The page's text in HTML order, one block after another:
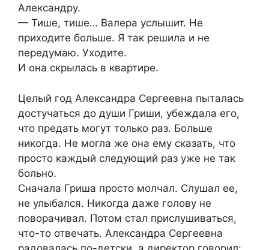
Александру.
— Тише, тише… Валера услышит. Не
приходите больше. Я так решила и не
передумаю. Уходите.
И она скрылась в квартире.
Целый год Александра Сергеевна пыталась
достучаться до души Гриши, убеждала его,
что предать могут только раз. Больше
никогда. Не могла же она ему сказать, что
просто каждый следующий раз уже не так
больно.
Сначала Гриша просто молчал. Слушал ее,
не улыбался. Никогда даже голову не
поворачивал. Потом стал прислушиваться,
что-то отвечать. Александра Сергеевна